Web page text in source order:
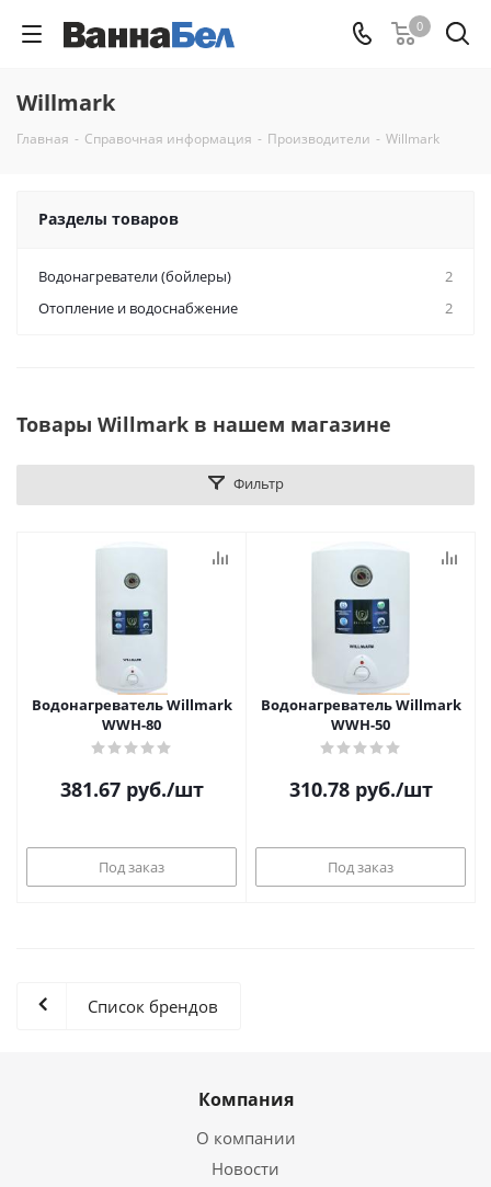
0
Willmark
Главная - Справочная информация - Производители - Willmark
Разделы товаров
Водонагреватели (бойлеры)
2
Отопление и водоснабжение
2
Товары Willmark в нашем магазине
Фильтр
Водонагреватель Willmark
WWH-80
381.67руб./шт
Под заказ
Водонагреватель Willmark
WWH-50
310.78руб./шт
Под заказ
Список брендов
Компания
О компании
Новости